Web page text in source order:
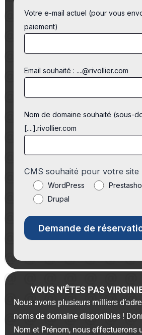
Votre e-mail actuel (pour vous
paiement)
Email souhaité : ....@rivollier.com
Nom de domaine souhaité (sous-
[....].rivollier.com
CMS souhaité pour votre site
WordPress
Drupal
VOUS N'ÊTES PAS
Nous avons plusieurs milliers
noms de domaine disponibles !
Nom et Prénom, nous effectuerons